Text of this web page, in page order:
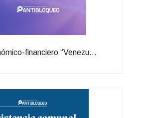
financiero “Venezu...